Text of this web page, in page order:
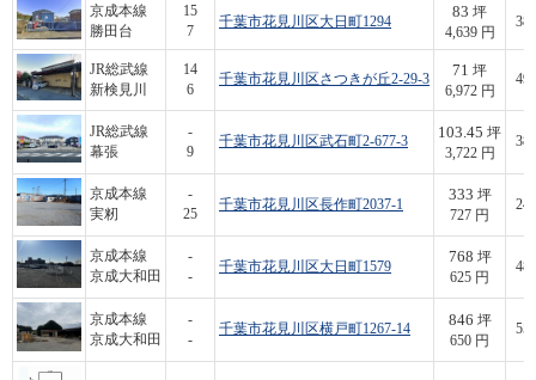
京成本線
勝田台
15
7
千葉市花見川区大日町1294
83 坪
4,639 円
JR総武線
新検見川
14
6
千葉市花見川区さつきが丘2-29-3
71 坪
6,972 円
JR総武線
幕張
-
9
千葉市花見川区武石町2-677-3
103.45 坪
3,722 円
京成本線
実籾
-
25
千葉市花見川区長作町2037-1
333 坪
727 円
京成本線
京成大和田
-
-
千葉市花見川区大日町1579
768 坪
625 円
京成本線
京成大和田
-
-
千葉市花見川区横戸町1267-14
846 坪
650 円